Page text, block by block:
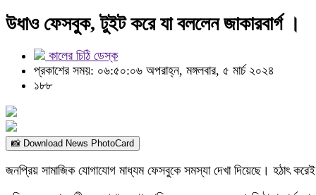
উধাও ফেসবুক, টুইট করে যা বললেন জাকারবার্গ ।
কালের চিঠি ডেস্ক
প্রকাশের সময়: ০৬:৫০:০৬ অপরাহ্ন, মঙ্গলবার, ৫ মার্চ ২০২৪
১৮৮
📸 Download News PhotoCard
জনপ্রিয় সামাজিক যোগাযোগ মাধ্যম ফেসবুকে সমস্যা দেখা দিয়েছে। হঠাৎ